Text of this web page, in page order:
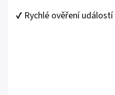
✔️ Rychlé ověření událostí